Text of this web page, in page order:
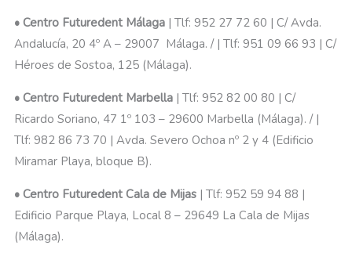
• Centro Futuredent Málaga | Tlf: 952 27 72 60 | C/ Avda.
Andalucía, 20 4º A – 29007 Málaga. / | Tlf: 951 09 66 93 | C/
Héroes de Sostoa, 125 (Málaga).
• Centro Futuredent Marbella | Tlf: 952 82 00 80 | C/
Ricardo Soriano, 47 1º 103 – 29600 Marbella (Málaga). / |
Tlf: 982 86 73 70 | Avda. Severo Ochoa nº 2 y 4 (Edificio
Miramar Playa, bloque B).
• Centro Futuredent Cala de Mijas | Tlf: 952 59 94 88 |
Edificio Parque Playa, Local 8 – 29649 La Cala de Mijas
(Málaga).